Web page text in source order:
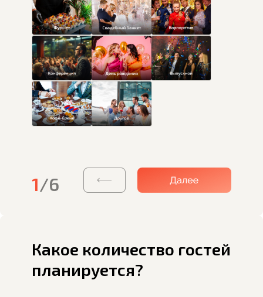
1/6
Какое количество гостей
планируется?